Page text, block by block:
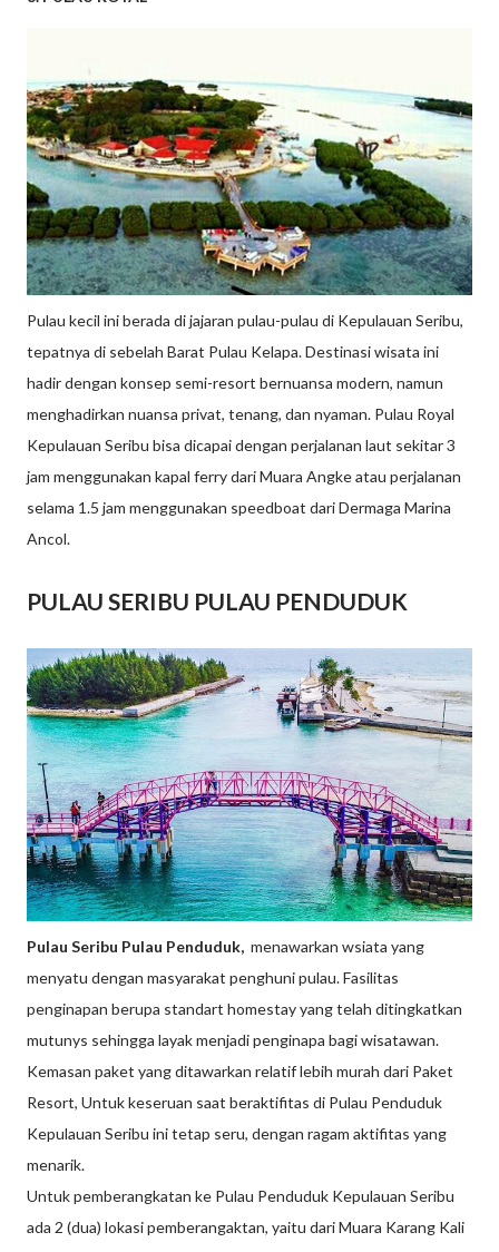
Pulau kecil ini berada di jajaran pulau-pulau di Kepulauan Seribu,
tepatnya di sebelah Barat Pulau Kelapa. Destinasi wisata ini
hadir dengan konsep semi-resort bernuansa modern, namun
menghadirkan nuansa privat, tenang, dan nyaman. Pulau Royal
Kepulauan Seribu bisa dicapai dengan perjalanan laut sekitar 3
jam menggunakan kapal ferry dari Muara Angke atau perjalanan
selama 1.5 jam menggunakan speedboat dari Dermaga Marina
Ancol.
PULAU SERIBU PULAU PENDUDUK
Pulau Seribu Pulau Penduduk, menawarkan wsiata yang
menyatu dengan masyarakat penghuni pulau. Fasilitas
penginapan berupa standart homestay yang telah ditingkatkan
mutunys sehingga layak menjadi penginapa bagi wisatawan.
Kemasan paket yang ditawarkan relatif lebih murah dari Paket
Resort, Untuk keseruan saat beraktifitas di Pulau Penduduk
Kepulauan Seribu ini tetap seru, dengan ragam aktifitas yang
menarik.
Untuk pemberangkatan ke Pulau Penduduk Kepulauan Seribu
ada 2 (dua) lokasi pemberangaktan, yaitu dari Muara Karang Kali